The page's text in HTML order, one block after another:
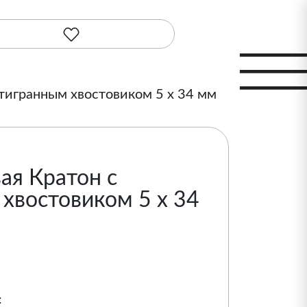
хвостовиком 5 х 34 мм
Кратон с
5 х 34